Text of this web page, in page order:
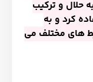
حلال و ترکیب
کرد و به
های مختلف می